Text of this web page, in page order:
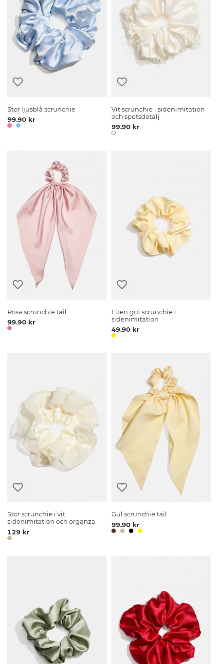
Stor ljusblå scrunchie
99.90 kr
Vit scrunchie i sidenimitation
och spetsdetalj
99.90 kr
Rosa scrunchie tail
99.90 kr
Liten gul scrunchie i
sidenimitation
49.90 kr
Stor scrunchie i vit
sidenimitation och organza
129 kr
Gul scrunchie tail
99.90 kr